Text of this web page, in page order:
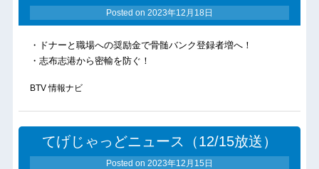
Posted on 2023年12月18日
・ドナーと職場への奨励金で骨髄バンク登録者増へ！
・志布志港から密輸を防ぐ！
BTV 情報ナビ
てげじゃっどニュース（12/15放送）
Posted on 2023年12月15日